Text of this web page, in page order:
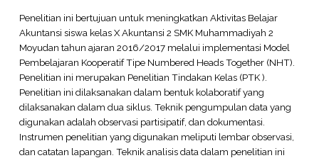
Penelitian ini bertujuan untuk meningkatkan Aktivitas Belajar
Akuntansi siswa kelas X Akuntansi 2 SMK Muhammadiyah 2
Moyudan tahun ajaran 2016/2017 melalui implementasi Model
Pembelajaran Kooperatif Tipe Numbered Heads Together (NHT).
Penelitian ini merupakan Penelitian Tindakan Kelas (PTK ).
Penelitian ini dilaksanakan dalam bentuk kolaboratif yang
dilaksanakan dalam dua siklus. Teknik pengumpulan data yang
digunakan adalah observasi partisipatif, dan dokumentasi.
Instrumen penelitian yang digunakan meliputi lembar observasi,
dan catatan lapangan. Teknik analisis data dalam penelitian ini